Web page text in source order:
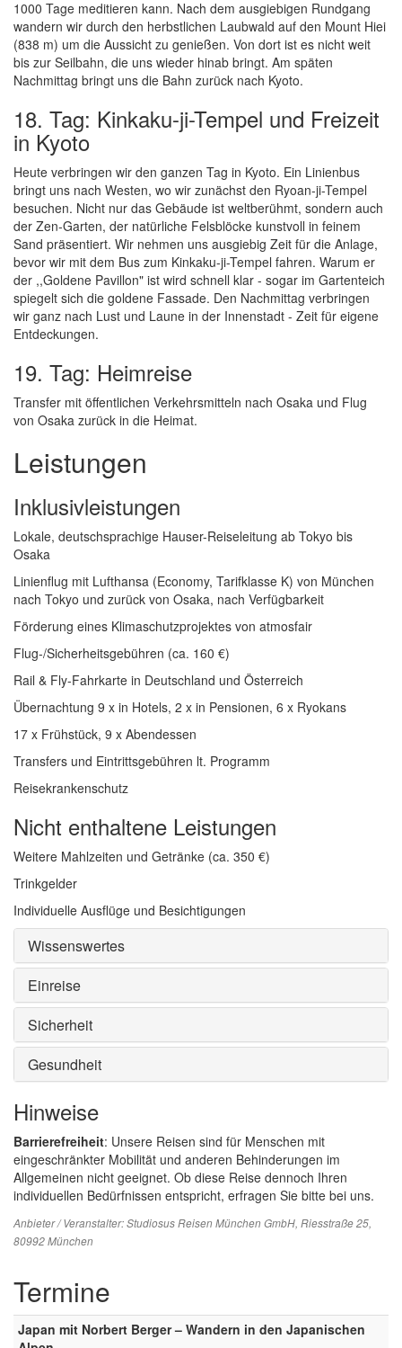
1000 Tage meditieren kann. Nach dem ausgiebigen Rundgang
wandern wir durch den herbstlichen Laubwald auf den Mount Hiei
(838 m) um die Aussicht zu genießen. Von dort ist es nicht weit
bis zur Seilbahn, die uns wieder hinab bringt. Am späten
Nachmittag bringt uns die Bahn zurück nach Kyoto.
18. Tag: Kinkaku-ji-Tempel und Freizeit
in Kyoto
Heute verbringen wir den ganzen Tag in Kyoto. Ein Linienbus
bringt uns nach Westen, wo wir zunächst den Ryoan-ji-Tempel
besuchen. Nicht nur das Gebäude ist weltberühmt, sondern auch
der Zen-Garten, der natürliche Felsblöcke kunstvoll in feinem
Sand präsentiert. Wir nehmen uns ausgiebig Zeit für die Anlage,
bevor wir mit dem Bus zum Kinkaku-ji-Tempel fahren. Warum er
der ,,Goldene Pavillon" ist wird schnell klar - sogar im Gartenteich
spiegelt sich die goldene Fassade. Den Nachmittag verbringen
wir ganz nach Lust und Laune in der Innenstadt - Zeit für eigene
Entdeckungen.
19. Tag: Heimreise
Transfer mit öffentlichen Verkehrsmitteln nach Osaka und Flug
von Osaka zurück in die Heimat.
Leistungen
Inklusivleistungen
Lokale, deutschsprachige Hauser-Reiseleitung ab Tokyo bis
Osaka
Linienflug mit Lufthansa (Economy, Tarifklasse K) von München
nach Tokyo und zurück von Osaka, nach Verfügbarkeit
Förderung eines Klimaschutzprojektes von atmosfair
Flug-/Sicherheitsgebühren (ca. 160 €)
Rail & Fly-Fahrkarte in Deutschland und Österreich
Übernachtung 9 x in Hotels, 2 x in Pensionen, 6 x Ryokans
17 x Frühstück, 9 x Abendessen
Transfers und Eintrittsgebühren lt. Programm
Reisekrankenschutz
Nicht enthaltene Leistungen
Weitere Mahlzeiten und Getränke (ca. 350 €)
Trinkgelder
Individuelle Ausflüge und Besichtigungen
Wissenswertes
Einreise
Sicherheit
Gesundheit
Hinweise
Barrierefreiheit: Unsere Reisen sind für Menschen mit
eingeschränkter Mobilität und anderen Behinderungen im
Allgemeinen nicht geeignet. Ob diese Reise dennoch Ihren
individuellen Bedürfnissen entspricht, erfragen Sie bitte bei uns.
Anbieter / Veranstalter:Studiosus Reisen München GmbH, Riesstraße 25,
80992 München
Termine
Japan mit Norbert Berger – Wandern in den Japanischen